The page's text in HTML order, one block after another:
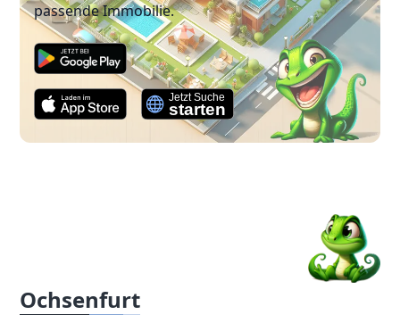
passende Immobilie.
Ochsenfurt